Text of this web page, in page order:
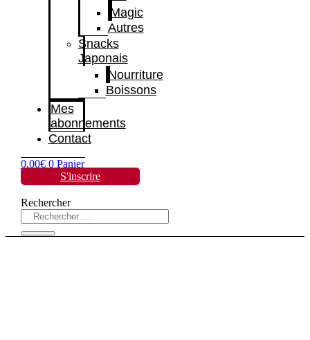
Magic
Autres
Snacks
Japonais
Nourriture
Boissons
Mes
abonnements
Contact
0,00€ 0 Panier
S'inscrire
Rechercher